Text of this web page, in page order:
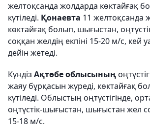
желтоқсанда жолдарда көктайғақ
күтіледі. Қонаевта 11 желтоқсанда
көктайғақ болып, шығыстан,
соққан желдің екпіні 15-20 м/с, кей
дейін жетеді.
Күндіз Ақтөбе облысының
жаяу бұрқасын жүреді, көктайғақ
күтіледі. Облыстың оңтүстігінде,
оңтүстік-шығыстан, шығыстан жел
15-18 м/с.